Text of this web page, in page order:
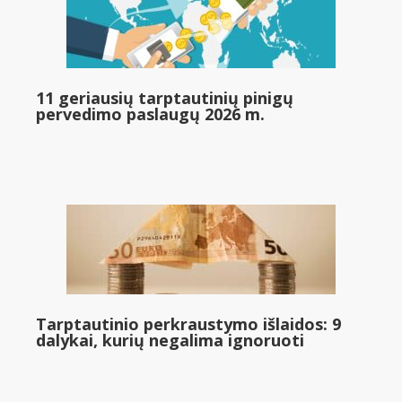
11 geriausių tarptautinių pinigų
pervedimo paslaugų 2026 m.
Tarptautinio perkraustymo išlaidos: 9
dalykai, kurių negalima ignoruoti